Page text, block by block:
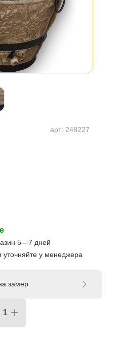
арт: 248227
5—7 дней
уточняйте у менеджера
замер